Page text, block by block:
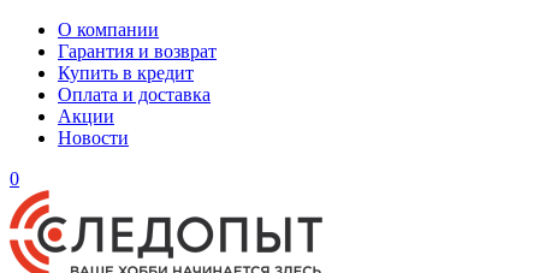
О компании
Гарантия и возврат
Купить в кредит
Оплата и доставка
Акции
Новости
0